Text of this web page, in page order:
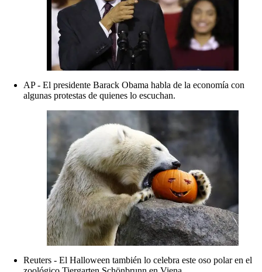
AP - El presidente Barack Obama habla de la economía con
algunas protestas de quienes lo escuchan.
Reuters - El Halloween también lo celebra este oso polar en el